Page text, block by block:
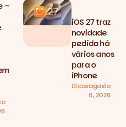
-
iOS 27 traz
novidade
pedida há
vários anos
para o
iPhone
Dicasagosto
6, 2026